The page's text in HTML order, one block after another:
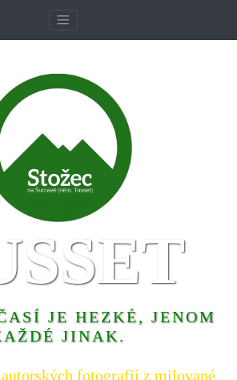
JE HEZKÉ, JENOM
JINAK.
fotografií z milované